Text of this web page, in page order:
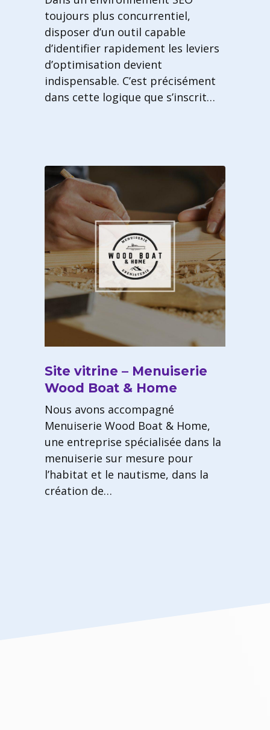
toujours plus concurrentiel,
disposer d’un outil capable
d’identifier rapidement les leviers
d’optimisation devient
indispensable. C’est précisément
dans cette logique que s’inscrit…
Site vitrine – Menuiserie
Wood Boat & Home
Nous avons accompagné
Menuiserie Wood Boat & Home,
une entreprise spécialisée dans la
menuiserie sur mesure pour
l’habitat et le nautisme, dans la
création de…